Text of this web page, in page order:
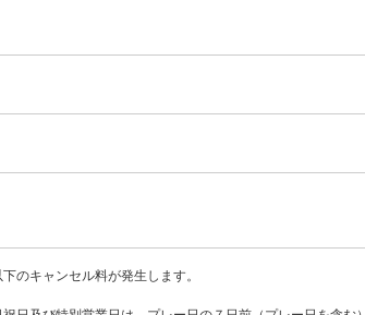
のキャンセル料が発生します。